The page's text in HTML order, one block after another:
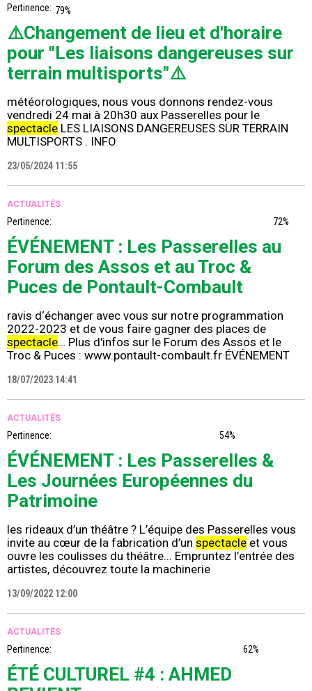
Pertinence: 79%
⚠️Changement de lieu et d'horaire
pour "Les liaisons dangereuses sur
terrain multisports"⚠️
météorologiques, nous vous donnons rendez-vous
vendredi 24 mai à 20h30 aux Passerelles pour le
spectacle LES LIAISONS DANGEREUSES SUR TERRAIN
MULTISPORTS . INFO
23/05/2024 11:55
ACTUALITÉS
Pertinence: 72%
ÉVÉNEMENT : Les Passerelles au
Forum des Assos et au Troc &
Puces de Pontault-Combault
ravis d‘échanger avec vous sur notre programmation
2022-2023 et de vous faire gagner des places de
spectacle… Plus d'infos sur le Forum des Assos et le
Troc & Puces : www.pontault-combault.fr ÉVÉNEMENT
18/07/2023 14:41
ACTUALITÉS
Pertinence: 54%
ÉVÉNEMENT : Les Passerelles &
Les Journées Européennes du
Patrimoine
les rideaux d’un théâtre ? L’équipe des Passerelles vous
invite au cœur de la fabrication d’un spectacle et vous
ouvre les coulisses du théâtre... Empruntez l’entrée des
artistes, découvrez toute la machinerie
13/09/2022 12:00
ACTUALITÉS
Pertinence: 62%
ÉTÉ CULTUREL #4 : AHMED